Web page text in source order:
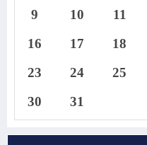
9
10 11
16
17 18
23
24 25
30
31